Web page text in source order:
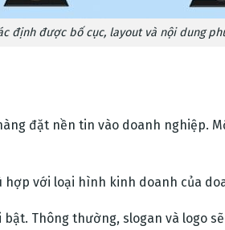
định được bố cục, layout và nội dung
đặt nền tin vào doanh nghiệp.
với loại hình kinh doanh của
Thông thường, slogan và logo